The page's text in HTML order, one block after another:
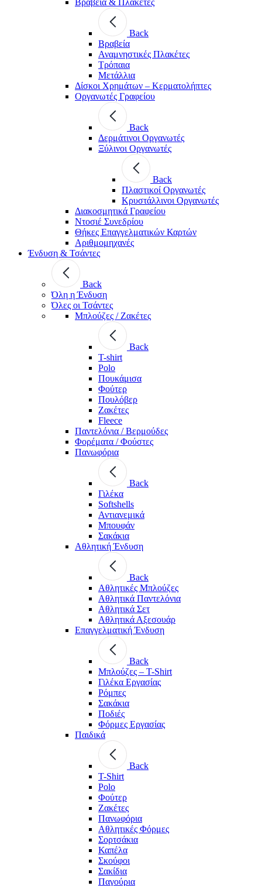
Back
Βραβεία
Αναμνηστικές Πλακέτες
Τρόπαια
Μετάλλια
Δίσκοι Χρημάτων – Κερματολήπτες
Οργανωτές Γραφείου
Back
Δερμάτινοι Οργανωτές
Ξύλινοι Οργανωτές
Back
Πλαστικοί Οργανωτές
Κρυστάλλινοι Οργανωτές
Διακοσμητικά Γραφείου
Ντοσιέ Συνεδρίου
Θήκες Επαγγελματικών Καρτών
Αριθμομηχανές
Ένδυση & Τσάντες
Back
Όλη η Ένδυση
Όλες οι Τσάντες
Μπλούζες / Ζακέτες
Back
T-shirt
Polo
Πουκάμισα
Φούτερ
Πουλόβερ
Ζακέτες
Fleece
Παντελόνια / Βερμούδες
Φορέματα / Φούστες
Πανωφόρια
Back
Γιλέκα
Softshells
Αντιανεμικά
Μπουφάν
Σακάκια
Αθλητική Ένδυση
Back
Aθλητικές Μπλούζες
Αθλητικά Παντελόνια
Αθλητικά Σετ
Αθλητικά Αξεσουάρ
Επαγγελματική Ένδυση
Back
Μπλούζες – T-Shirt
Γιλέκα Εργασίας
Ρόμπες
Σακάκια
Ποδιές
Φόρμες Εργασίας
Παιδικά
Back
T-Shirt
Polo
Φούτερ
Ζακέτες
Πανωφόρια
Αθλητικές Φόρμες
Σορτσάκια
Καπέλα
Σκούφοι
Σακίδια
Παγούρια